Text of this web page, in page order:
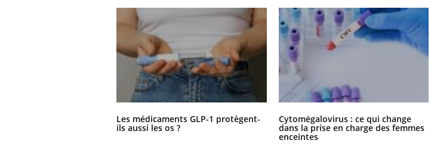
Les médicaments GLP-1 protègent-
ils aussi les os ?
Cytomégalovirus : ce qui change
dans la prise en charge des femmes
enceintes